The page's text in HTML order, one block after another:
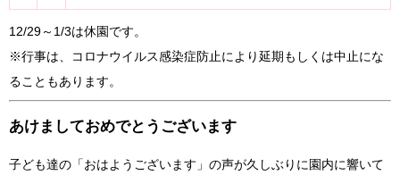
12/29～1/3は休園です。
※行事は、コロナウイルス感染症防止により延期もしくは中止にな
ることもあります。
あけましておめでとうございます
子ども達の「おはようございます」の声が久しぶりに園内に響いて